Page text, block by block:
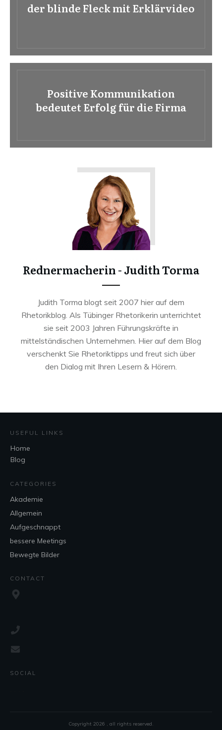
der blinde Fleck mit Erklärvideo
Positive Kommunikation
bedeutet Erfolg für die Firma
Rednermacherin - Judith Torma
Judith Torma blogt seit 2007 hier auf dem
Rhetorikblog. Als Tübinger Rhetorikerin unterrichtet
sie seit 2003 Jahren Führungskräfte in
mittelständischen Unternehmen. Hier auf dem Blog
verschenkt Sie Rhetoriktipps und freut sich über
den Dialog mit Ihren Lesern & Hörern.
USEFUL LINKS
Home
Blog
CATEGORIES
Akademie
Allgemein
Aufgeschnappt
bessere Meetings
Bewegte Bilder
CONTACT
SOCIAL
Copyright 2026 , all rights reserved.